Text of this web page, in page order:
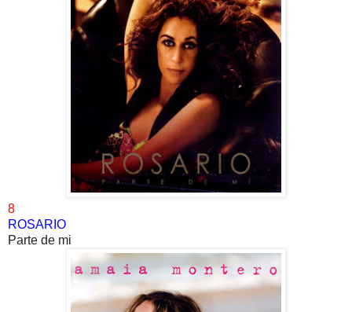
8
ROSARIO
Parte de mi